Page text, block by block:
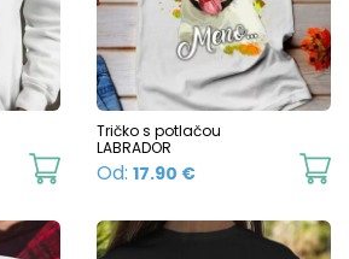
This
has
Tričko s potlačou
LABRADOR
Od: 17.90 €